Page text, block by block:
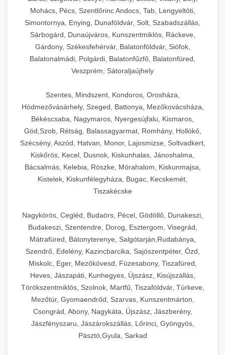
Mohács, Pécs, Szentlőrinc Andocs, Tab, Lengyeltóti,
Simontornya, Enying, Dunaföldvár, Solt, Szabadszállás,
Sárbogárd, Dunaújváros, Kunszentmiklós, Ráckeve,
Gárdony, Székesfehérvár, Balatonföldvár, Siófok,
Balatonalmádi, Polgárdi, Balatonfűzfő, Balatonfüred,
Veszprém, Sátoraljaújhely
Szentes, Mindszent, Kondoros, Orosháza,
Hódmezővásárhely, Szeged, Battonya, Mezőkovácsháza,
Békéscsaba, Nagymaros, Nyergesújfalu, Kismaros,
Göd,Szob, Rétság, Balassagyarmat, Romhány, Hollókő,
Szécsény, Aszód, Hatvan, Monor, Lajosmizse, Soltvadkert,
Kiskőrös, Kecel, Dusnok, Kiskunhalas, Jánoshalma,
Bácsalmás, Kelebia, Röszke, Mórahalom, Kiskunmajsa,
Kistelek, Kiskunfélegyháza, Bugac, Kecskemét,
Tiszakécske
Nagykörös, Cegléd, Budaörs, Pécel, Gödöllő, Dunakeszi,
Budakeszi, Szentendre, Dorog, Esztergom, Visegrád,
Mátrafüred, Bátonyterenye, Salgótarján,Rudabánya,
Szendrő, Edelény, Kazincbarcika, Sajószentpéter, Ózd,
Miskolc, Eger, Mezőkövesd, Füzesabony, Tiszafüred,
Heves, Jászapáti, Kunhegyes, Újszász, Kisújszállás,
Törökszentmiklós, Szolnok, Martfű, Tiszaföldvár, Túrkeve,
Mezőtúr, Gyomaendrőd, Szarvas, Kunszentmárton,
Csongrád, Abony, Nagykáta, Újszász, Jászberény,
Jászfényszaru, Jászárokszállás, Lőrinci, Gyöngyös,
Pásztó,Gyula, Sarkad